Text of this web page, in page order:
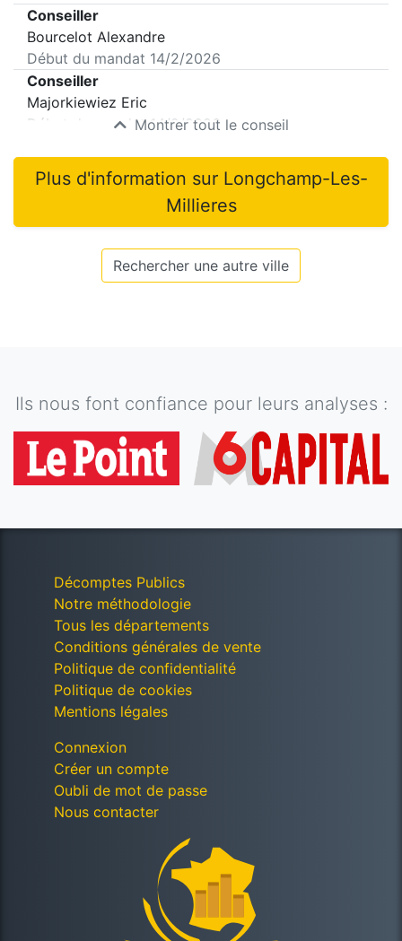
Conseiller
Bourcelot Alexandre
Début du mandat 14/2/2026
Conseiller
Majorkiewiez Eric
Début du mandat14/2/2026
Montrer tout le conseil
Plus d'information sur Longchamp-Les-
Millieres
Rechercher une autre ville
Ils nous font confiance pour leurs analyses :
Décomptes Publics
Notre méthodologie
Tous les départements
Conditions générales de vente
Politique de confidentialité
Politique de cookies
Mentions légales
Connexion
Créer un compte
Oubli de mot de passe
Nous contacter